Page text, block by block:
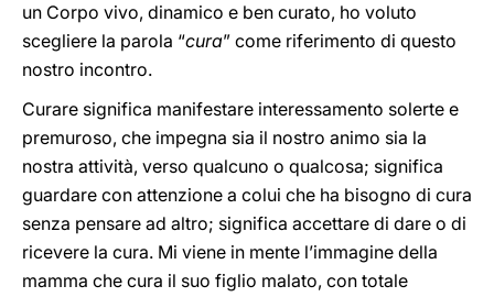
un Corpo vivo, dinamico e ben curato, ho voluto
scegliere la parola “cura” come riferimento di questo
nostro incontro.
Curare significa manifestare interessamento solerte e
premuroso, che impegna sia il nostro animo sia la
nostra attività, verso qualcuno o qualcosa; significa
guardare con attenzione a colui che ha bisogno di cura
senza pensare ad altro; significa accettare di dare o di
ricevere la cura. Mi viene in mente l’immagine della
mamma che cura il suo figlio malato, con totale